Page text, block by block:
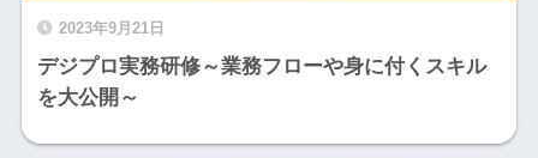
2023年9月21日
デジプロ実務研修～業務フローや身に付くスキル
を大公開～